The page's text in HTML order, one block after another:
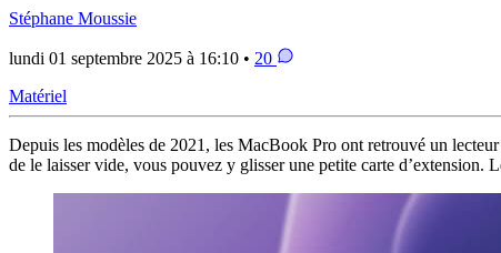
Stéphane Moussie
lundi 01 septembre 2025 à 16:10 • 20
Matériel
Depuis les modèles de 2021, les MacBook Pro ont retrouvé un
de le laisser vide, vous pouvez y glisser une petite carte d’extension.